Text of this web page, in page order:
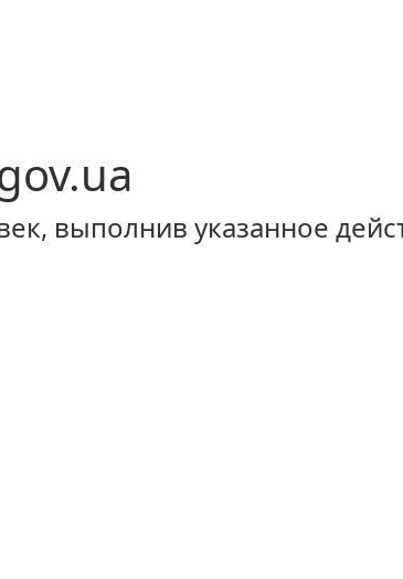
выполнив указанное